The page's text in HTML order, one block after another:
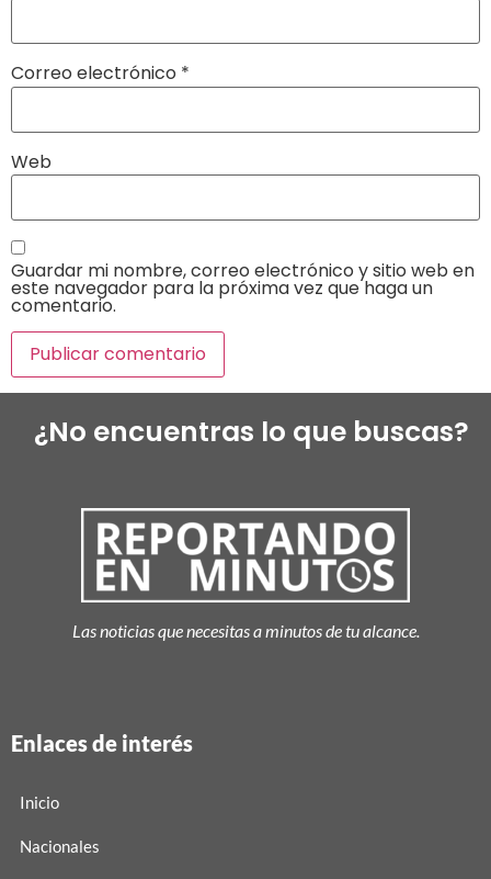
Correo electrónico *
Web
Guardar mi nombre, correo electrónico y sitio web en
este navegador para la próxima vez que haga un
comentario.
¿No encuentras lo que buscas?
Las noticias que necesitas a minutos de tu alcance.
Enlaces de interés
Inicio
Nacionales